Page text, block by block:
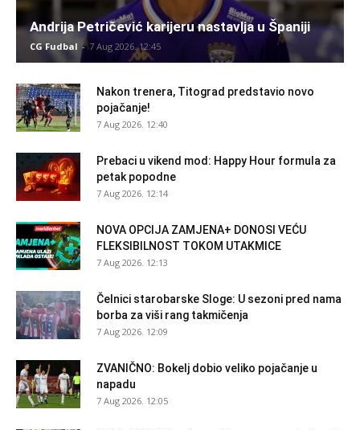
Andrija Petričević karijeru nastavlja u Španiji
CG Fudbal - 7 Aug 2026. 12:45
Nakon trenera, Titograd predstavio novo
pojačanje!
7 Aug 2026. 12:40
Prebaci u vikend mod: Happy Hour formula za
petak popodne
7 Aug 2026. 12:14
NOVA OPCIJA ZAMJENA+ DONOSI VEĆU
FLEKSIBILNOST TOKOM UTAKMICE
7 Aug 2026. 12:13
Čelnici starobarske Sloge: U sezoni pred nama
borba za viši rang takmičenja
7 Aug 2026. 12:09
ZVANIČNO: Bokelj dobio veliko pojačanje u
napadu
7 Aug 2026. 12:05